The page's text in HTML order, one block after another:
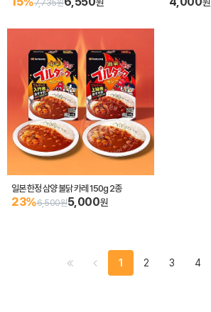
7,735원
일본 한정 삼양 불닭 카레 150g 2종
23%6,500원5,000원
1 2 3 4